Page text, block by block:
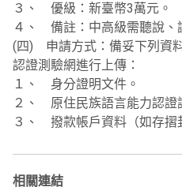
３、 優級：新臺幣3萬元。
４、 備註：中高級需聽說、
(四) 申請方式：備妥下列資
認證測驗網進行上傳：
１、 身分證明文件。
２、 原住民族語言能力認證
３、 撥款帳戶資料（如存摺
相關連結